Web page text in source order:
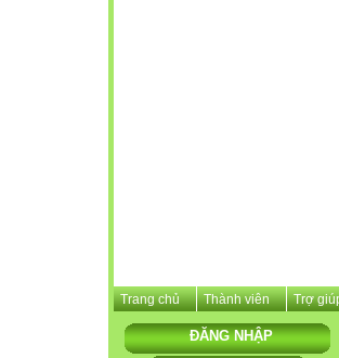
Trang chủ Thành viên Trợ
ĐĂNG NHẬP